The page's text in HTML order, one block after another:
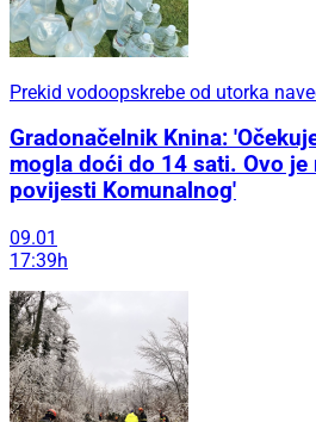
Prekid vodoopskrebe od utorka
Gradonačelnik Knina:
mogla doći do 14 sati. Ovo je
povijesti Komunalnog'
09.01
17:39h